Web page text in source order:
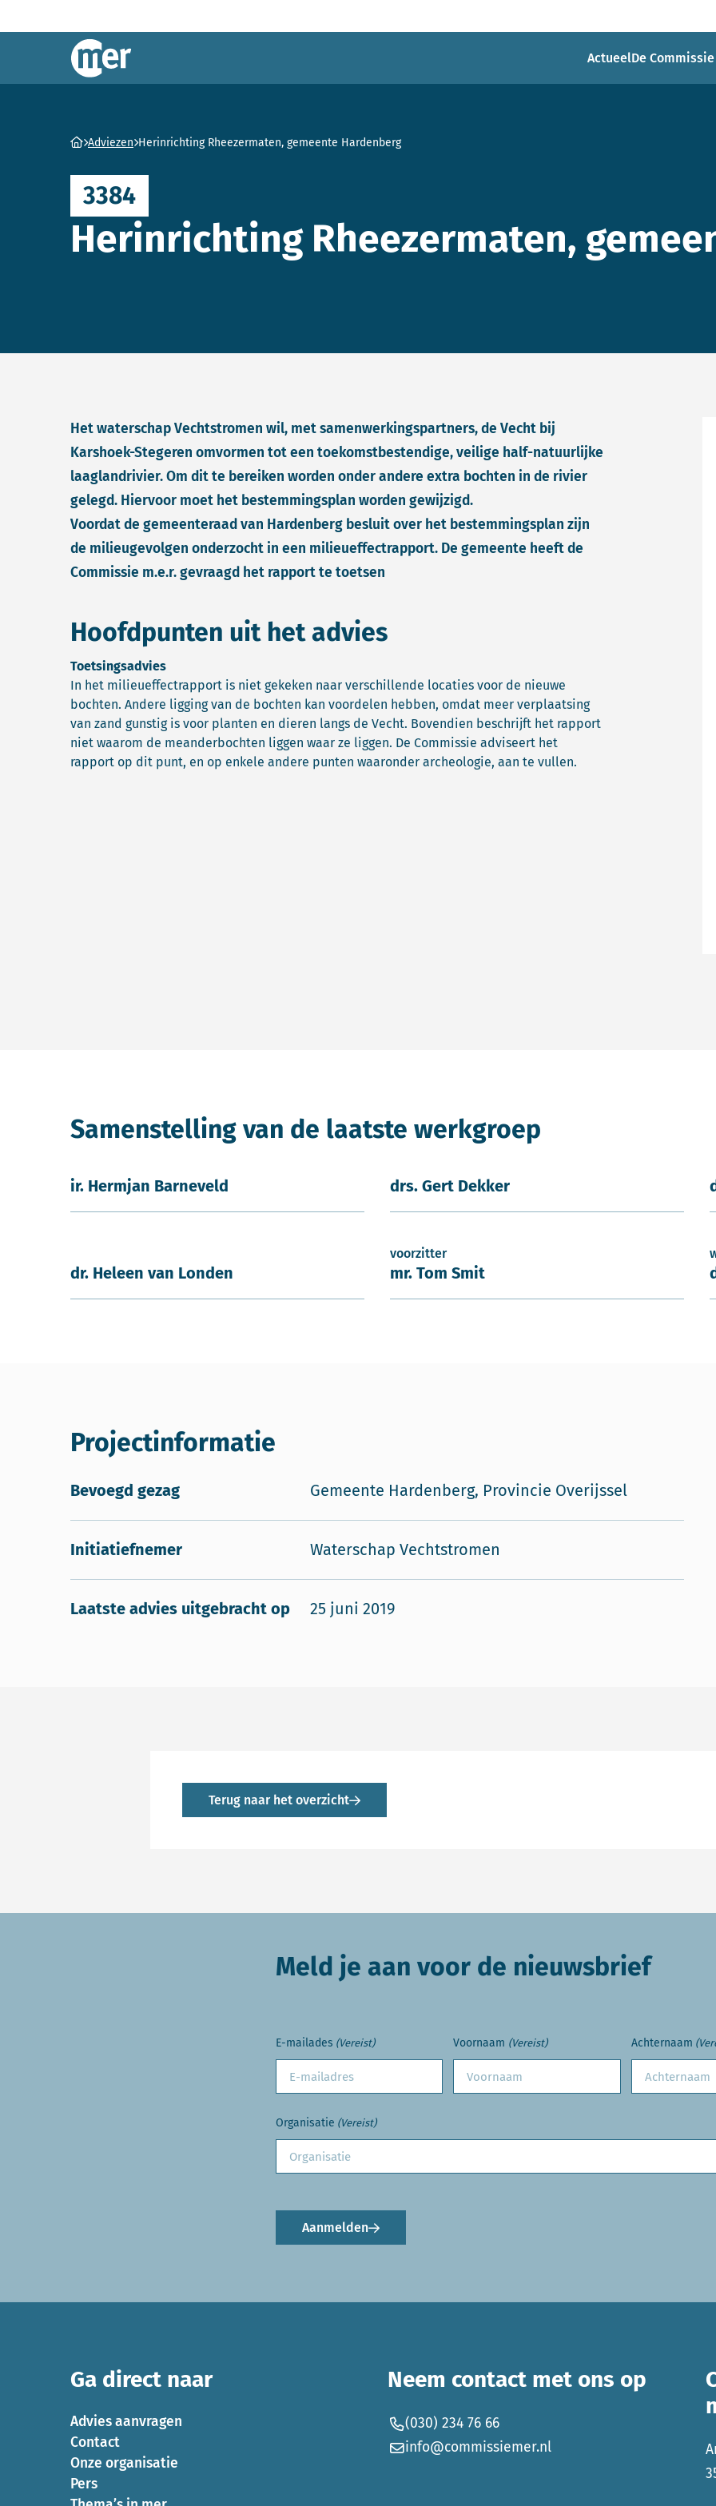
Commissie mer
ActueelDe
Ga naar homepage
Adviezen Herinrichting Rheezermaten, gemeente Hardenberg
3384
Herinrichting Rheezermaten,
Het waterschap Vechtstromen wil, met samenwerkingspartners, de Vecht bij
Karshoek-Stegeren omvormen tot een toekomstbestendige, veilige half-natuurlijke
laaglandrivier. Om dit te bereiken worden onder andere extra bochten in de rivier
gelegd. Hiervoor moet het bestemmingsplan worden gewijzigd.
Voordat de gemeenteraad van Hardenberg besluit over het bestemmingsplan zijn
de milieugevolgen onderzocht in een milieueffectrapport. De gemeente heeft de
Commissie m.e.r. gevraagd het rapport te toetsen
Hoofdpunten uit het advies
Toetsingsadvies
In het milieueffectrapport is niet gekeken naar verschillende locaties voor de nieuwe
bochten. Andere ligging van de bochten kan voordelen hebben, omdat meer verplaatsing
van zand gunstig is voor planten en dieren langs de Vecht. Bovendien beschrijft het rapport
niet waarom de meanderbochten liggen waar ze liggen. De Commissie adviseert het
rapport op dit punt, en op enkele andere punten waaronder archeologie, aan te vullen.
Samenstelling van de laatste werkgroep
ir. Hermjan Barneveld drs. Gert Dekker
dr. Heleen van Londen
voorzitter
mr. Tom Smit
Projectinformatie
Bevoegd gezag Gemeente Hardenberg, Provincie Overijssel
Initiatiefnemer Waterschap Vechtstromen
Laatste advies uitgebracht op 25 juni 2019
Terug naar het overzicht
Meld je aan voor de nieuwsbrief
E-mailades (Vereist) Voornaam (Vereist) Achternaam
Organisatie (Vereist)
Aanmelden
Ga direct naar
Advies aanvragen
Contact
Onze organisatie
Pers
Neem contact met ons op
(030) 234 76 66
info@commissiemer.nl